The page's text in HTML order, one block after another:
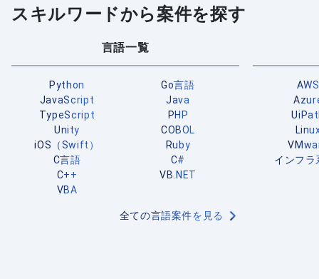
スキルワードから案件を探す
言語一覧
Python
Go言語
JavaScript
Java
TypeScript
PHP
Unity
COBOL
iOS（Swift）
Ruby
C言語
C#
C++
VB.NET
VBA
全ての言語案件を見る
AWS
インフラ